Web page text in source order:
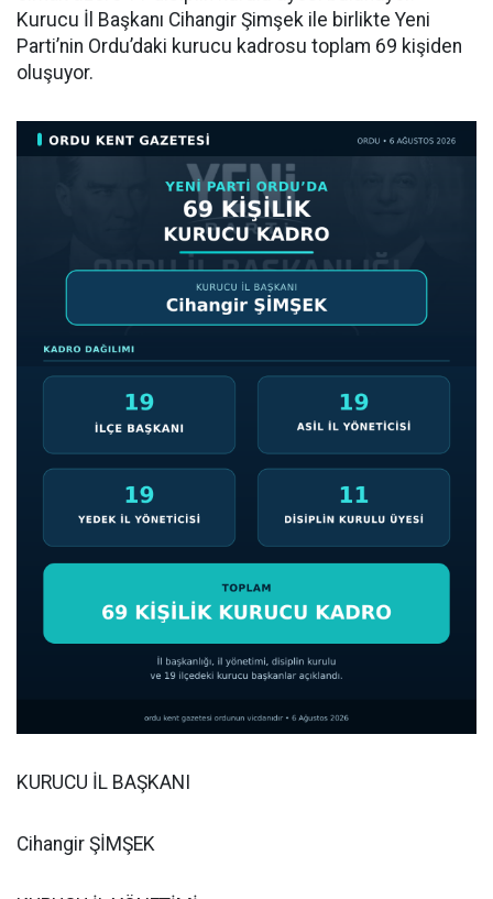
Kurucu İl Başkanı Cihangir Şimşek ile birlikte Yeni
Parti’nin Ordu’daki kurucu kadrosu toplam 69 kişiden
oluşuyor.
KURUCU İL BAŞKANI
Cihangir ŞİMŞEK